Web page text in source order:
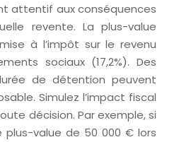
attentif aux conséquences
revente. La plus-value
à l’impôt sur le revenu
sociaux (17,2%). Des
de détention peuvent
Simulez l’impact fiscal
décision. Par exemple, si
plus-value de 50 000 € lors